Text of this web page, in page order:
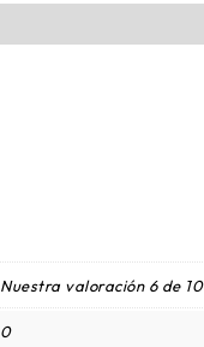
Nuestra valoración 6 de 10
0